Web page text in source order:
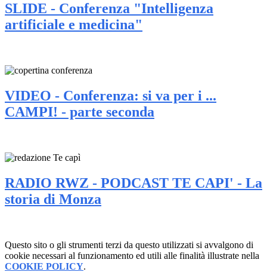
SLIDE - Conferenza "Intelligenza
artificiale e medicina"
VIDEO - Conferenza: si va per i ...
CAMPI! - parte seconda
RADIO RWZ - PODCAST TE CAPI' - La
storia di Monza
Questo sito o gli strumenti terzi da questo utilizzati si avvalgono di
cookie necessari al funzionamento ed utili alle finalità illustrate nella
COOKIE POLICY.